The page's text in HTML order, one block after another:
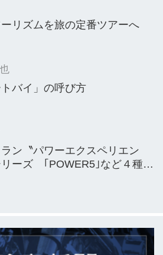
リズムを旅の定番ツアーへ
トバイ」の呼び方
ラン〝パワーエクスペリエン
リーズ ｢POWER5｣など４種を